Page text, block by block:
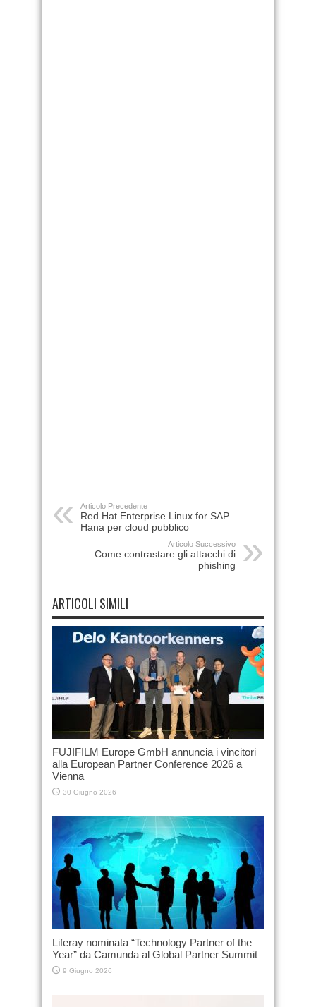
Articolo Precedente
Red Hat Enterprise Linux for SAP
Hana per cloud pubblico
Articolo Successivo
Come contrastare gli attacchi di
phishing
ARTICOLI SIMILI
FUJIFILM Europe GmbH annuncia i vincitori
alla European Partner Conference 2026 a
Vienna
30 Giugno 2026
Liferay nominata “Technology Partner of the
Year” da Camunda al Global Partner Summit
9 Giugno 2026